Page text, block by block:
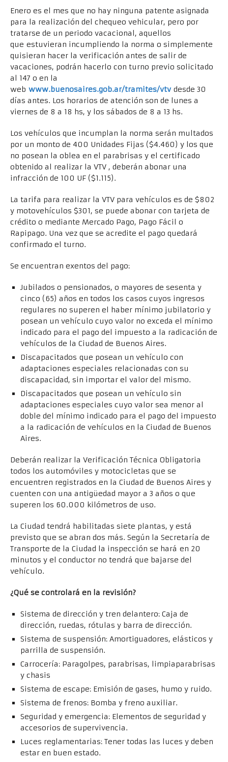
Enero es el mes que no hay ninguna patente asignada
para la realización del chequeo vehicular, pero por
tratarse de un periodo vacacional, aquellos
que estuvieran incumpliendo la norma o simplemente
quisieran hacer la verificación antes de salir de
vacaciones, podrán hacerlo con turno previo solicitado
al 147 o en la
web www.buenosaires.gob.ar/tramites/vtv desde 30
días antes. Los horarios de atención son de lunes a
viernes de 8 a 18 hs, y los sábados de 8 a 13 hs.
Los vehículos que incumplan la norma serán multados
por un monto de 400 Unidades Fijas ($4.460) y los que
no posean la oblea en el parabrisas y el certificado
obtenido al realizar la VTV , deberán abonar una
infracción de 100 UF ($1.115).
La tarifa para realizar la VTV para vehículos es de $802
y motovehículos $301, se puede abonar con tarjeta de
crédito o mediante Mercado Pago, Pago Fácil o
Rapipago. Una vez que se acredite el pago quedará
confirmado el turno.
Se encuentran exentos del pago:
Jubilados o pensionados, o mayores de sesenta y
cinco (65) años en todos los casos cuyos ingresos
regulares no superen el haber mínimo jubilatorio y
posean un vehículo cuyo valor no exceda el mínimo
indicado para el pago del impuesto a la radicación de
vehículos de la Ciudad de Buenos Aires.
Discapacitados que posean un vehículo con
adaptaciones especiales relacionadas con su
discapacidad, sin importar el valor del mismo.
Discapacitados que posean un vehículo sin
adaptaciones especiales cuyo valor sea menor al
doble del mínimo indicado para el pago del impuesto
a la radicación de vehículos en la Ciudad de Buenos
Aires.
Deberán realizar la Verificación Técnica Obligatoria
todos los automóviles y motocicletas que se
encuentren registrados en la Ciudad de Buenos Aires y
cuenten con una antigüedad mayor a 3 años o que
superen los 60.000 kilómetros de uso.
La Ciudad tendrá habilitadas siete plantas, y está
previsto que se abran dos más. Según la Secretaría de
Transporte de la Ciudad la inspección se hará en 20
minutos y el conductor no tendrá que bajarse del
vehículo.
¿Qué se controlará en la revisión?
Sistema de dirección y tren delantero: Caja de
dirección, ruedas, rótulas y barra de dirección.
Sistema de suspensión: Amortiguadores, elásticos y
parrilla de suspensión.
Carrocería: Paragolpes, parabrisas, limpiaparabrisas
y chasis
Sistema de escape: Emisión de gases, humo y ruido.
Sistema de frenos: Bomba y freno auxiliar.
Seguridad y emergencia: Elementos de seguridad y
accesorios de supervivencia.
Luces reglamentarias: Tener todas las luces y deben
estar en buen estado.